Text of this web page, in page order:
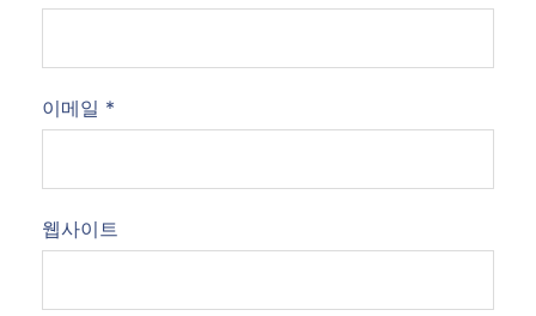
이메일 *
웹사이트